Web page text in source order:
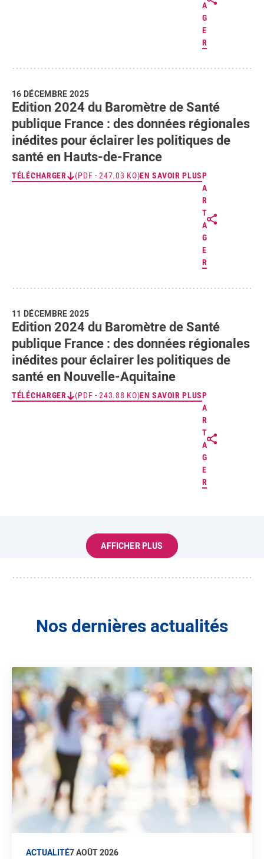
A
G
E
R
16 DÉCEMBRE 2025
Edition 2024 du Baromètre de Santé
publique France : des données régionales
inédites pour éclairer les politiques de
santé en Hauts-de-France
TÉLÉCHARGER (PDF - 247.03 KO)EN SAVOIR PLUSP
A
R
T
A
G
E
R
11 DÉCEMBRE 2025
Edition 2024 du Baromètre de Santé
publique France : des données régionales
inédites pour éclairer les politiques de
santé en Nouvelle-Aquitaine
TÉLÉCHARGER (PDF - 243.88 KO)EN SAVOIR PLUSP
A
R
T
A
G
E
R
AFFICHER PLUS
Nos dernières actualités
ACTUALITÉ7 AOÛT 2026